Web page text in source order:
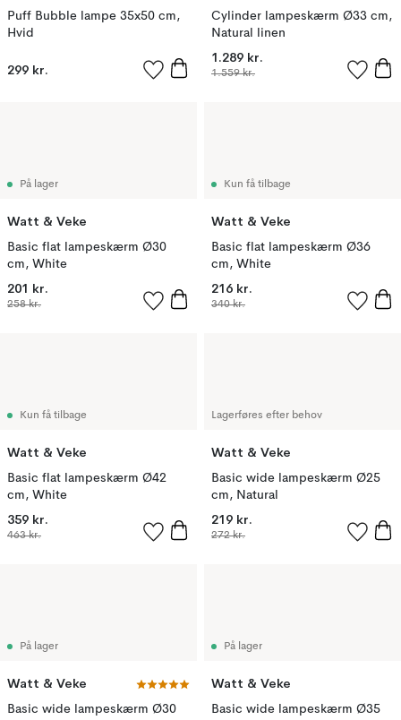
Puff Bubble lampe 35x50 cm,
Hvid
299 kr.
Cylinder lampeskærm Ø33 cm,
Natural linen
1.289 kr.
1.559 kr.
På lager
Watt & Veke
Basic flat lampeskærm Ø30
cm, White
201 kr.
258 kr.
Kun få tilbage
Watt & Veke
Basic flat lampeskærm Ø36
cm, White
216 kr.
340 kr.
Kun få tilbage
Watt & Veke
Basic flat lampeskærm Ø42
cm, White
359 kr.
463 kr.
Lagerføres efter behov
Watt & Veke
Basic wide lampeskærm Ø25
cm, Natural
219 kr.
272 kr.
På lager
Watt & Veke
Basic wide lampeskærm Ø30
På lager
Watt & Veke
Basic wide lampeskærm Ø35